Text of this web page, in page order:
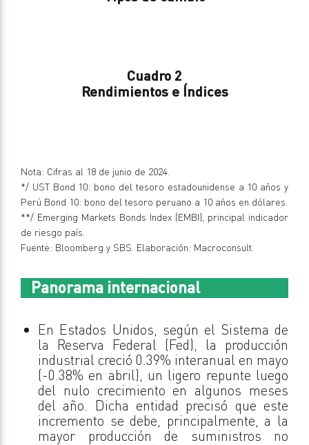
Cuadro 2
Rendimientos e Índices
Nota: Cifras al 18 de junio de 2024.
*/ UST Bond 10: bono del tesoro estadounidense a 10 años y
Perú Bond 10: bono del tesoro peruano a 10 años en dólares.
**/ Emerging Markets Bonds Index (EMBI), principal indicador
de riesgo país.
Fuente: Bloomberg y SBS. Elaboración: Macroconsult.
Panorama internacional
En Estados Unidos, según el Sistema de
la Reserva Federal (Fed), la producción
industrial creció 0.39% interanual en mayo
(-0.38% en abril), un ligero repunte luego
del nulo crecimiento en algunos meses
del año. Dicha entidad precisó que este
incremento se debe, principalmente, a la
mayor producción de suministros no